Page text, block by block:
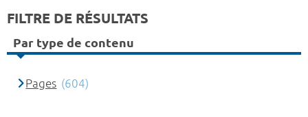
FILTRE DE RÉSULTATS
Par type de contenu
Pages (604)